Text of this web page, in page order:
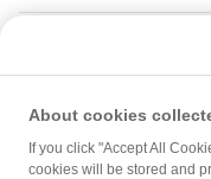
クーポン 概要・操作手
About cookies
If you click "Accept All
cookies will be stored and